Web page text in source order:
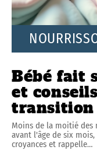
Bébé fait
et
transition
Moins de la moitié
avant l'âge de six
croyances et rappelle…